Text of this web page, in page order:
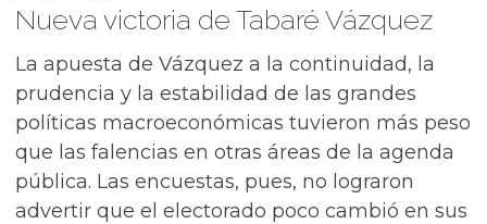
Nueva victoria de Tabaré Vázquez
La apuesta de Vázquez a la continuidad, la
prudencia y la estabilidad de las grandes
políticas macroeconómicas tuvieron más peso
que las falencias en otras áreas de la agenda
pública. Las encuestas, pues, no lograron
advertir que el electorado poco cambió en sus